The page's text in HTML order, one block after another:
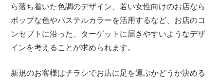
ら落ち着いた色調のデザイン、若い女性向けのお店なら
ポップな色やパステルカラーを活用するなど、お店のコ
ンセプトに沿った、ターゲットに届きやすいようなデザ
インを考えることが求められます。
新規のお客様はチラシでお店に足を運ぶかどうか決める